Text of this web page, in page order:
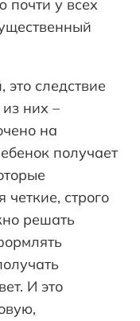
почти у всех
это следствие
них –
на
получает
четкие, строго
решать
И это